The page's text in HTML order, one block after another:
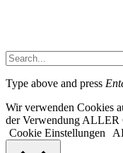
Type above and press
Wir verwenden Cookies
der Verwendung ALLER
Cookie Einstellungen